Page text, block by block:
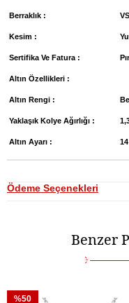
Berraklık : VS
Kesim :
Sertifika Ve Fatura :
Altın Özellikleri :
Altın Rengi :
Yaklaşık Kolye Ağırlığı :
Altın Ayarı :
Ödeme Seçenekleri
Benzer
%50